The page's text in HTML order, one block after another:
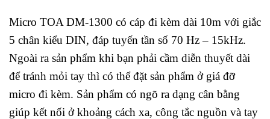
Micro TOA DM-1300 có cáp đi kèm dài 10m với giắc
5 chân kiểu DIN, đáp tuyến tần số 70 Hz – 15kHz.
Ngoài ra sản phẩm khi bạn phải cầm diễn thuyết dài
để tránh mỏi tay thì có thể đặt sản phẩm ở giá đỡ
micro đi kèm. Sản phẩm có ngõ ra dạng cân bằng
giúp kết nối ở khoảng cách xa, công tắc nguồn và tay